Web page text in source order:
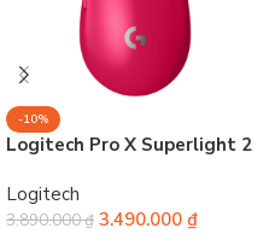
-10%
Logitech Pro X Superlight 2
Logitech
3.890.000₫ 3.490.000 ₫